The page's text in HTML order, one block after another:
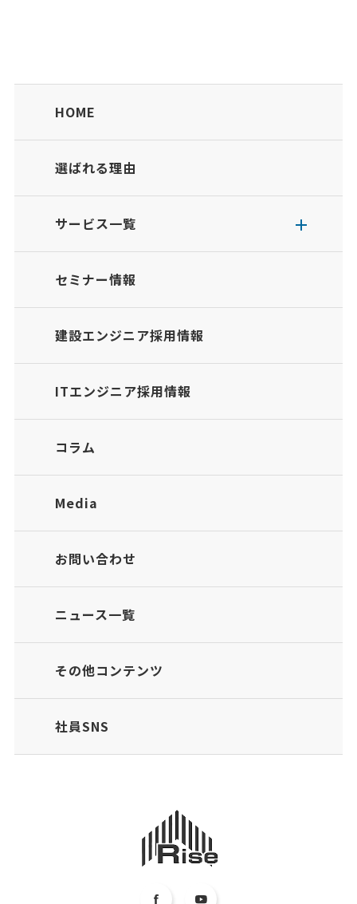
HOME
選ばれる理由
サービス一覧
セミナー情報
建設エンジニア採用情報
ITエンジニア採用情報
コラム
Media
お問い合わせ
ニュース一覧
その他コンテンツ
社員SNS